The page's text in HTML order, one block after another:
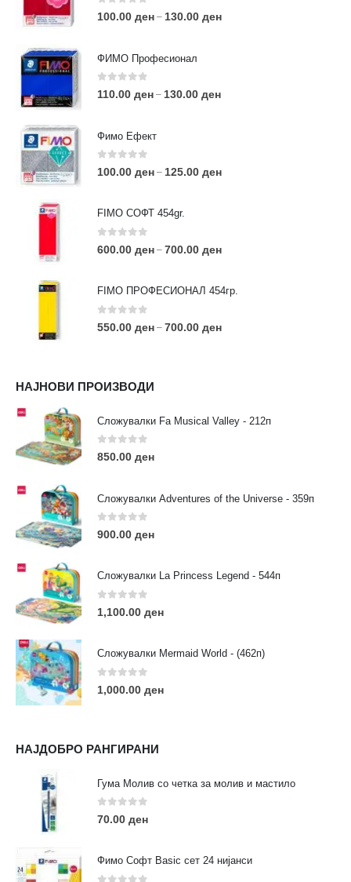
0 out of 5
100.00 ден – 130.00 ден
ФИМО Професионал
0out of 5
110.00 ден – 130.00 ден
Фимо Ефект
0 out of 5
100.00 ден – 125.00 ден
FIMO СОФТ 454gr.
0out of 5
600.00 ден – 700.00 ден
FIMO ПРОФЕСИОНАЛ 454гр.
0out of 5
550.00 ден – 700.00 ден
НАЈНОВИ ПРОИЗВОДИ
Сложувалки Fa Musical Valley - 212п
0out of 5
850.00 ден
Сложувалки Adventures of the Universe - 359п
0out of 5
900.00 ден
Сложувалки La Princess Legend - 544п
0 out of 5
1,100.00 ден
Сложувалки Mermaid World - (462п)
0 out of 5
1,000.00 ден
НАЈДОБРО РАНГИРАНИ
Гума Молив со четка за молив и мастило
0out of 5
70.00 ден
Фимо Софт Basic сет 24 нијанси
АДРЕСА:
ул. 3та Македонска Бригада бр.46
ТЕЛЕФОН:
0038977640534
contact@moehobi.mk
РАБОТНО ВРЕМЕ:
Пон - Саб / 09:00 - 21:00
ЛИНКОВИ
Услови за користење
Големопродажба
Кариера
За нас
Нашите локации
ПОПУЛАРНИ ТАГОВИ
eurodanvest FIMO Креативни Сетови
markers
rapitografi sketch staedtler